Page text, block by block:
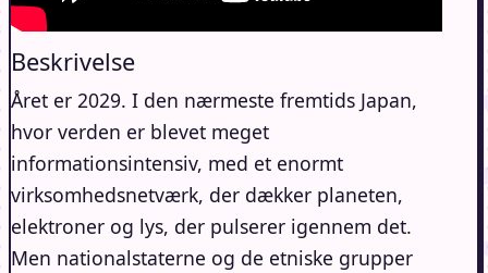
Beskrivelse
Året er 2029. I den nærmeste fremtids Japan,
hvor verden er blevet meget
informationsintensiv, med et enormt
virksomhedsnetværk, der dækker planeten,
elektroner og lys, der pulserer igennem det.
Men nationalstaterne og de etniske grupper